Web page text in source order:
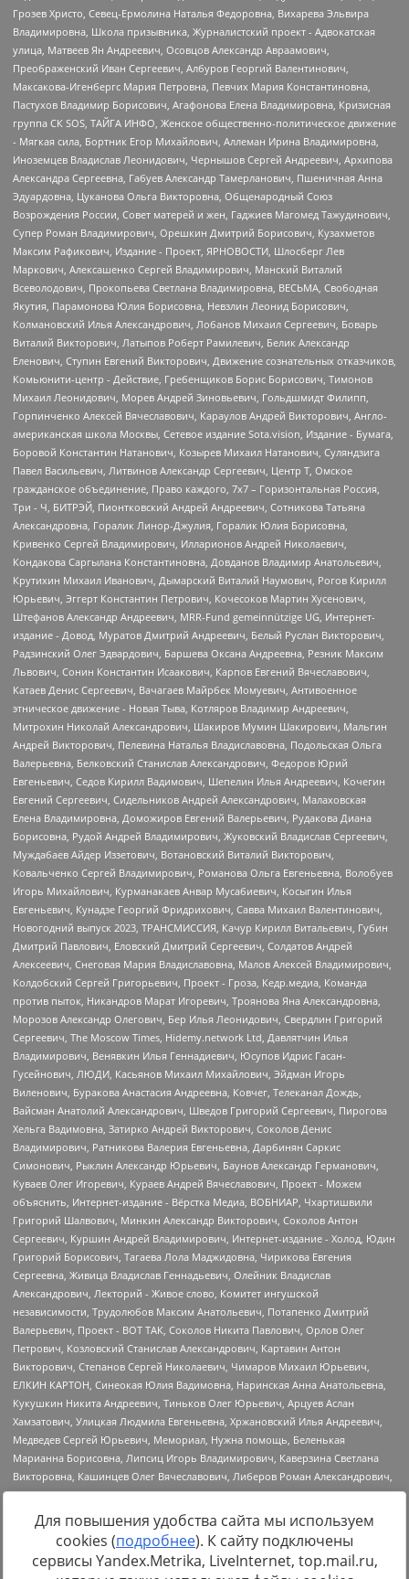
https://minjust.gov.ru/uploaded/files/reestr-
inostrannyih-agentov-22-03-2024.pdfданные на22.03.2024
Для повышения удобства сайта мы используем
cookies (подробнее). К сайту подключены
сервисы Yandex.Metrika, LiveInternet, top.mail.ru,